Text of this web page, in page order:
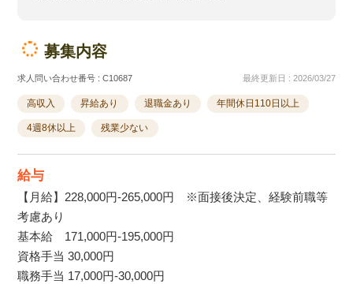
募集内容
求人問い合わせ番号 : C10687 最終更新日 : 2026/03/27
高収入 昇給あり 退職金あり 年間休日110日以上
4週8休以上 残業少ない
給与
【月給】228,000円-265,000円 ※面接後決定、経験前職等
考慮あり
基本給 171,000円-195,000円
資格手当 30,000円
職務手当 17,000円-30,000円